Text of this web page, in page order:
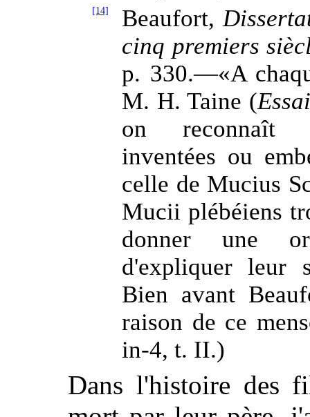
[14] Beaufort,
cinq premiers
p. 330.—«A
M. H. Taine (
on reconnaît
inventées ou
celle de Mucius
Mucii plébéiens
donner une
d'expliquer leur
Bien avant
raison de ce
in-4, t. II.)
Dans l'histoire des